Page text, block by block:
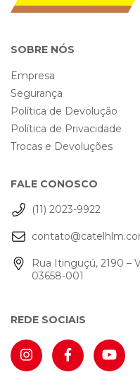
SOBRE NÓS
Empresa
Segurança
Política de Devolução
Política de Privacidade
Trocas e Devoluções
FALE CONOSCO
(11) 2023-9922
Rua Itinguçú, 2190 –
03658-001
REDE SOCIAIS